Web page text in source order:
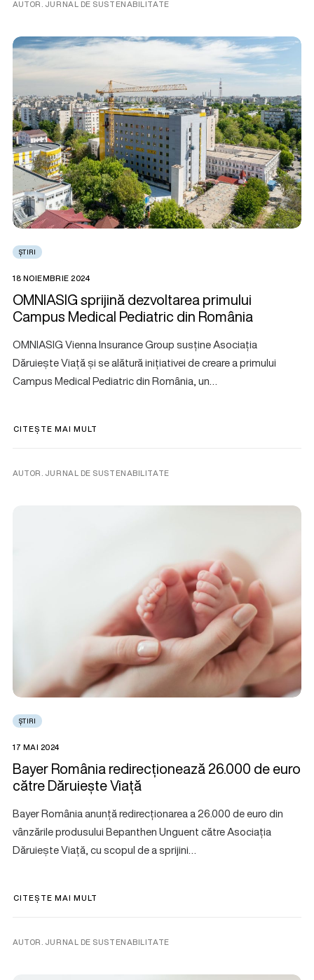
AUTOR. JURNAL DE SUSTENABILITATE
ȘTIRI
18 NOIEMBRIE 2024
OMNIASIG sprijină dezvoltarea primului
Campus Medical Pediatric din România
OMNIASIG Vienna Insurance Group susține Asociația
Dăruiește Viață și se alătură inițiativei de creare a primului
Campus Medical Pediatric din România, un…
CITEȘTE MAI MULT
AUTOR. JURNAL DE SUSTENABILITATE
ȘTIRI
17 MAI 2024
Bayer România redirecționează 26.000 de euro
către Dăruiește Viață
Bayer România anunță redirecționarea a 26.000 de euro din
vânzările produsului Bepanthen Unguent către Asociația
Dăruiește Viață, cu scopul de a sprijini…
CITEȘTE MAI MULT
AUTOR. JURNAL DE SUSTENABILITATE